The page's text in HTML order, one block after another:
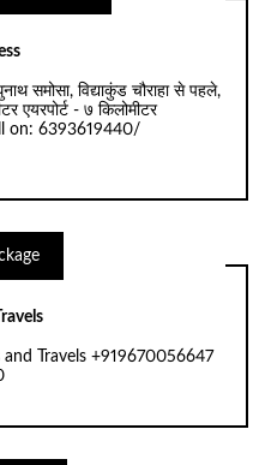
समोसा, विद्याकुंड चौराहा से पहले,
एयरपोर्ट - ७ किलोमीटर
on: 6393619440/
and Travels +919670056647